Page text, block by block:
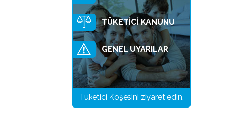
TÜKETİCİ KANUNU
GENEL UYARILAR
Tüketici Köşesini ziyaret edin.